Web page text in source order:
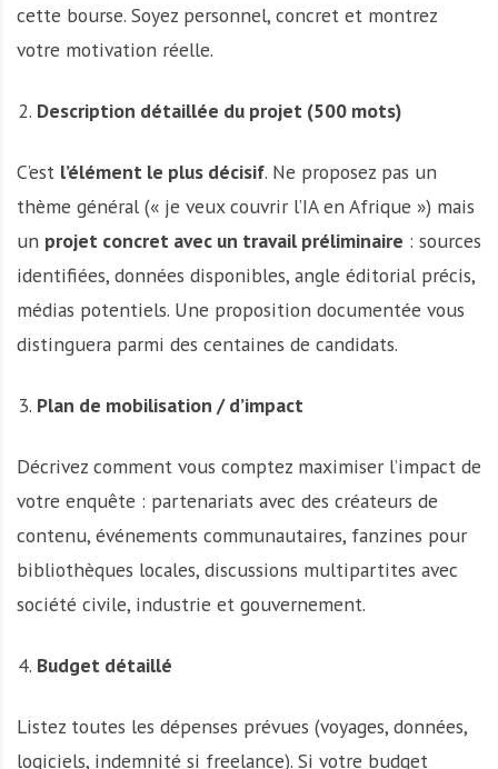
cette bourse. Soyez personnel, concret et montrez
votre motivation réelle.
Description détaillée du projet (500 mots)
C’est l’élément le plus décisif. Ne proposez pas un
thème général (« je veux couvrir l’IA en Afrique ») mais
un projet concret avec un travail préliminaire : sources
identifiées, données disponibles, angle éditorial précis,
médias potentiels. Une proposition documentée vous
distinguera parmi des centaines de candidats.
Plan de mobilisation / d’impact
Décrivez comment vous comptez maximiser l’impact de
votre enquête : partenariats avec des créateurs de
contenu, événements communautaires, fanzines pour
bibliothèques locales, discussions multipartites avec
société civile, industrie et gouvernement.
Budget détaillé
Listez toutes les dépenses prévues (voyages, données,
logiciels, indemnité si freelance). Si votre budget